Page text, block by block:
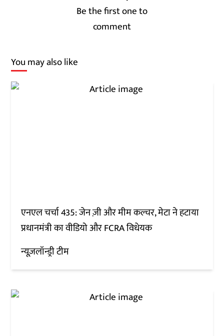
Be the first one to
comment
You may also like
एनएल चर्चा 435: जेन ज़ी और मीम कल्चर, मेटा ने हटाया
प्रधानमंत्री का वीडियो और FCRA विधेयक
न्यूज़लॉन्ड्री टीम